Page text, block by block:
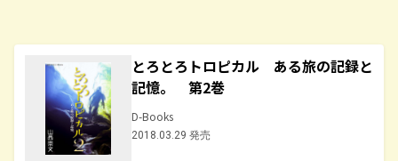
とろとろトロピカル ある旅の記録と
記憶。 第2巻
D-Books
2018.03.29 発売